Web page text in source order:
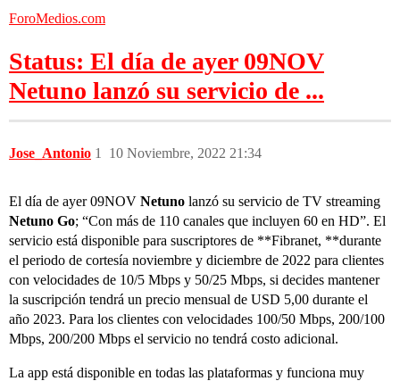
ForoMedios.com
Status: El día de ayer 09NOV
Netuno lanzó su servicio de ...
Jose_Antonio 10 Noviembre, 2022 21:34
1
El día de ayer 09NOV Netuno lanzó su servicio de TV streaming
Netuno Go; “Con más de 110 canales que incluyen 60 en HD”. El
servicio está disponible para suscriptores de **Fibranet, **durante
el periodo de cortesía noviembre y diciembre de 2022 para clientes
con velocidades de 10/5 Mbps y 50/25 Mbps, si decides mantener
la suscripción tendrá un precio mensual de USD 5,00 durante el
año 2023. Para los clientes con velocidades 100/50 Mbps, 200/100
Mbps, 200/200 Mbps el servicio no tendrá costo adicional.
La app está disponible en todas las plataformas y funciona muy